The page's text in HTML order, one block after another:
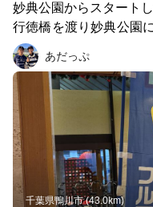
妙典公園からスタート
行徳橋を渡り妙典公園
暮れ時に走ると、夕焼
あだっぷ
千葉県鴨川市 (43.0km)